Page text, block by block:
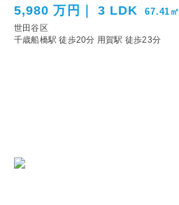
5,980 万円 3 LDK 67.41㎡
世田谷区
千歳船橋駅 徒歩20分 用賀駅 徒歩23分